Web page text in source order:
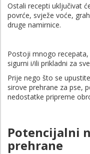
Ostali recepti uključivat
povrće, svježe voće,
druge namirnice.
Postoji mnogo
sigurni i/ili prikladni za
Prije nego što se
sirove prehrane za pse,
nedostatke pripreme
Potencijalni
prehrane